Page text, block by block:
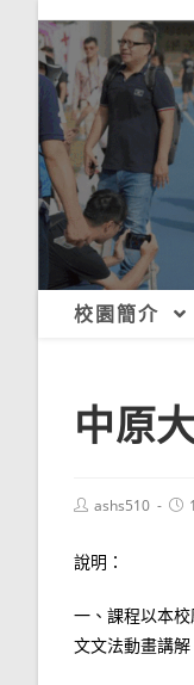
校園簡介
中原
Postashs510
Post
說明：
一、課程以本
文文法動畫講